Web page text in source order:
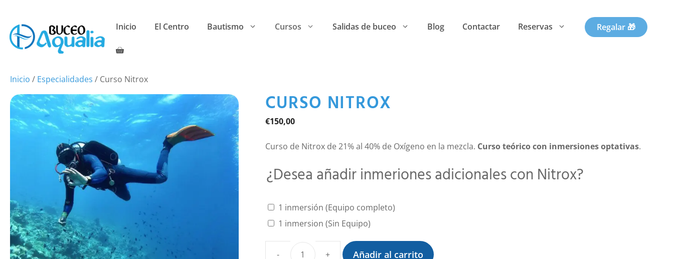
contenido
Inicio El Centro Bautismo Cursos Salidas de buceo Blog Contactar Reservas Regalar 🎁
Inicio / Especialidades / Curso Nitrox
CURSO NITROX
€150,00
Curso de Nitrox de 21% al 40% de Oxígeno en la mezcla. Curso teórico con inmersiones optativas.
¿Desea añadir inmeriones adicionales con Nitrox?
1 inmersión (Equipo completo)
1 inmersion (Sin Equipo)
Añadir al carrito